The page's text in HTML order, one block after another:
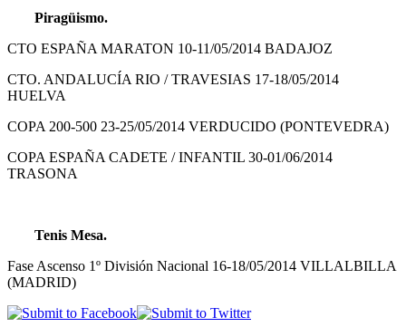
Piragüismo.
CTO ESPAÑA MARATON 10-11/05/2014 BADAJOZ
CTO. ANDALUCÍA RIO / TRAVESIAS 17-18/05/2014
HUELVA
COPA 200-500 23-25/05/2014 VERDUCIDO (PONTEVEDRA)
COPA ESPAÑA CADETE / INFANTIL 30-01/06/2014
TRASONA
Tenis Mesa.
Fase Ascenso 1º División Nacional 16-18/05/2014 VILLALBILLA
(MADRID)